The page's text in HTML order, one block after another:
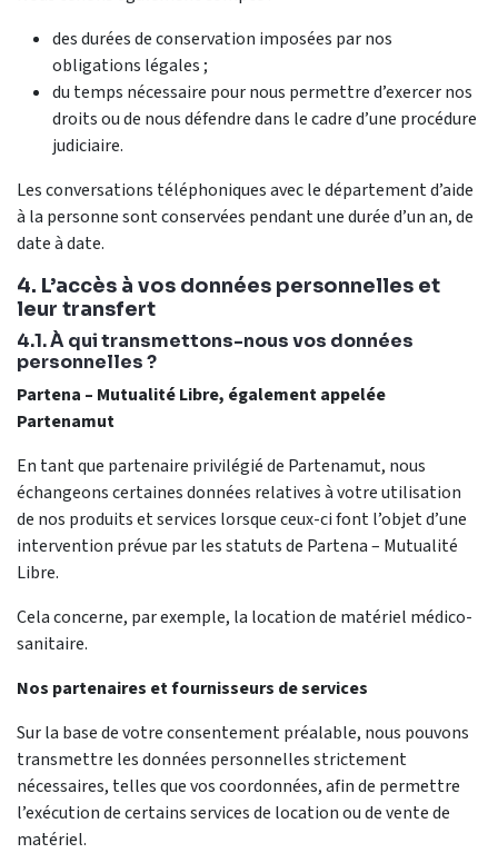
des durées de conservation imposées par nos
obligations légales ;
du temps nécessaire pour nous permettre d’exercer nos
droits ou de nous défendre dans le cadre d’une procédure
judiciaire.
Les conversations téléphoniques avec le département d’aide
à la personne sont conservées pendant une durée d’un an, de
date à date.
4. L’accès à vos données personnelles et
leur transfert
4.1. À qui transmettons-nous vos données
personnelles ?
Partena – Mutualité Libre, également appelée
Partenamut
En tant que partenaire privilégié de Partenamut, nous
échangeons certaines données relatives à votre utilisation
de nos produits et services lorsque ceux-ci font l’objet d’une
intervention prévue par les statuts de Partena – Mutualité
Libre.
Cela concerne, par exemple, la location de matériel médico-
sanitaire.
Nos partenaires et fournisseurs de services
Sur la base de votre consentement préalable, nous pouvons
transmettre les données personnelles strictement
nécessaires, telles que vos coordonnées, afin de permettre
l’exécution de certains services de location ou de vente de
matériel.